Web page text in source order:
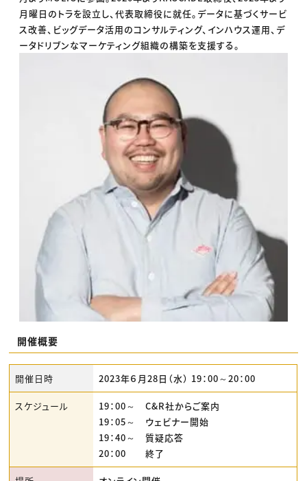
月曜日のトラを設立し、代表取締役に就任。データに基づくサービ
ス改善、ビッグデータ活用のコンサルティング、インハウス運用、デ
ータドリブンなマーケティング組織の構築を支援する。
開催概要
開催日時 2023年６月28日（水） 19：00～20：00
スケジュール
19：00～ C&R社からご案内
19：05～ ウェビナー開始
19：40～ 質疑応答
20：00 終了